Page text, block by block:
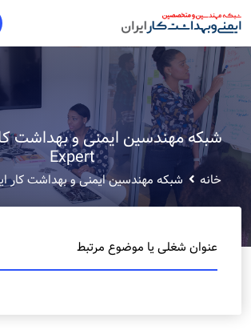
Expert
خانه شبکه مهندسین ایمنی و بهداشت کار ایران HSE Expert
عنوان شغلی یا موضوع مرتبط